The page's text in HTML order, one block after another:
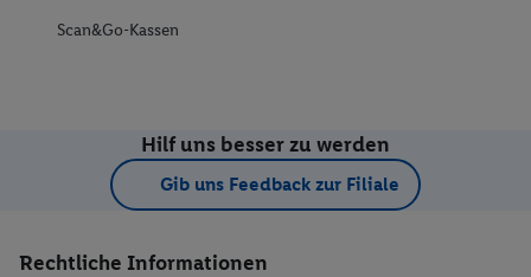
Scan&Go-Kassen
Hilf uns besser zu werden
Gib uns Feedback zur Filiale
Rechtliche Informationen